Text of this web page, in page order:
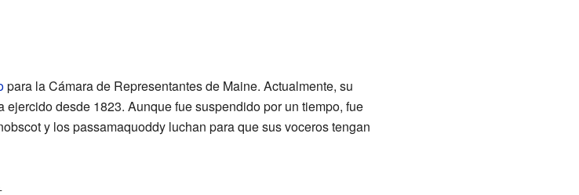
para la Cámara de Representantes de Maine. Actualmente, su
desde 1823. Aunque fue suspendido por un tiempo, fue
y los passamaquoddy luchan para que sus voceros tengan